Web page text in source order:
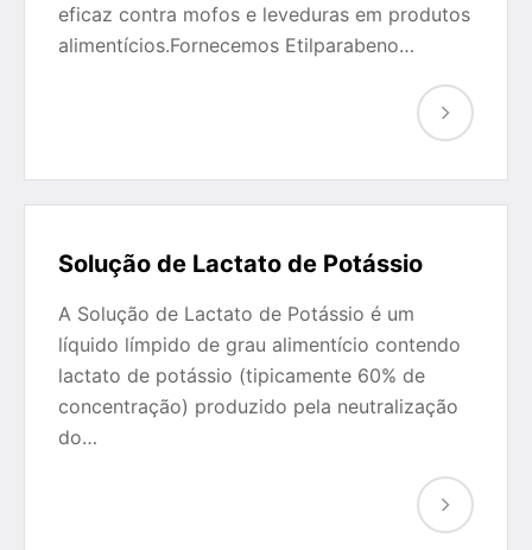
eficaz contra mofos e leveduras em produtos
alimentícios.Fornecemos Etilparabeno…
Solução de Lactato de Potássio
A Solução de Lactato de Potássio é um
líquido límpido de grau alimentício contendo
lactato de potássio (tipicamente 60% de
concentração) produzido pela neutralização
do…